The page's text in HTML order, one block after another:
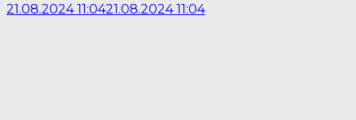
21.08.2024 11:0421.08.2024 11:04